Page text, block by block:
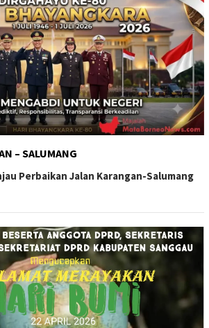
– SALUMANG
Perbaikan Jalan Karangan-Salumang